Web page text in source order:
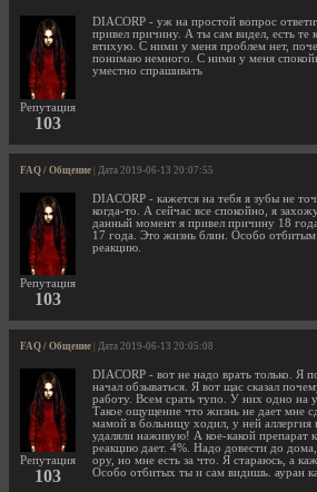
Репутация
103
DIACORP - уж на простой вопрос
привел причину. А ты сам видел, есть
втихую. С ними у меня проблем нет,
понимаю немного. С ними у меня
уместно спрашивать
FAQ / Общение | Дата 2019-06-13 20:07:55
Репутация
103
DIACORP - кажется на тебя я зубы не
когда-то. А сейчас все спокойно, я
данный момент я привел причину 18
17 года. Это жизнь блин. Особо
реакцию.
FAQ / Общение | Дата 2019-06-13 20:05:08
Репутация
103
DIACORP - вот не надо врать только. Я
начал обзываться. Я вот щас сказал
работу. Всем срать тупо. У них одно на
Такое ощущение что жизнь не дает мне
мамой в больницу ходил, у ней аллергия
удаляли наживую! А кое-какой препарат
реакцию дает. 4%. Надо довести до
ору, но мне есть за что. Я стараюсь, а
Особо отбитых ты и сам видишь. ауран